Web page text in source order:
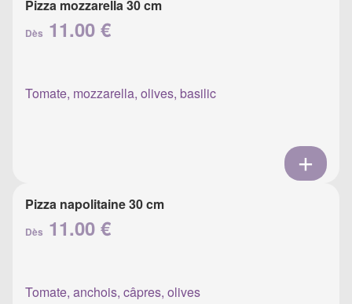
Pizza mozzarella 30 cm
Dès 11.00 €
Tomate, mozzarella, olives, basilic
Pizza napolitaine 30 cm
Dès 11.00 €
Tomate, anchois, câpres, olives